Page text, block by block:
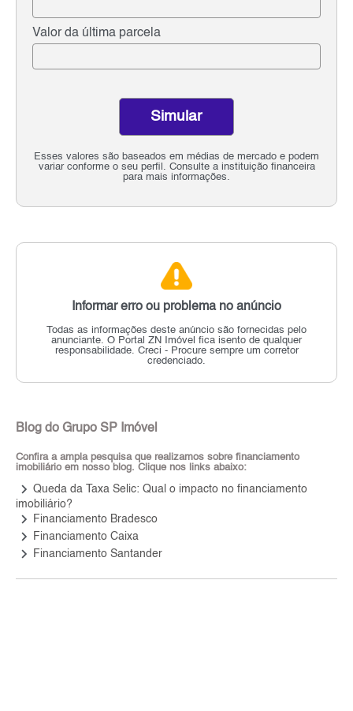
Valor da última parcela
Esses valores são baseados em médias de mercado e podem
variar conforme o seu perfil. Consulte a instituição financeira
para mais informações.
Simular
Informar erro ou problema no anúncio
Todas as informações deste anúncio são fornecidas pelo
anunciante. O Portal ZN Imóvel fica isento de qualquer
responsabilidade. Creci - Procure sempre um corretor
credenciado.
Blog do Grupo SP Imóvel
Confira a ampla pesquisa que realizamos sobre financiamento
imobiliário em nosso blog. Clique nos links abaixo:
keyboard_arrow_right Queda da Taxa Selic: Qual o impacto no financiamento
imobiliário?
keyboard_arrow_right Financiamento Bradesco
keyboard_arrow_right Financiamento Caixa
keyboard_arrow_right Financiamento Santander